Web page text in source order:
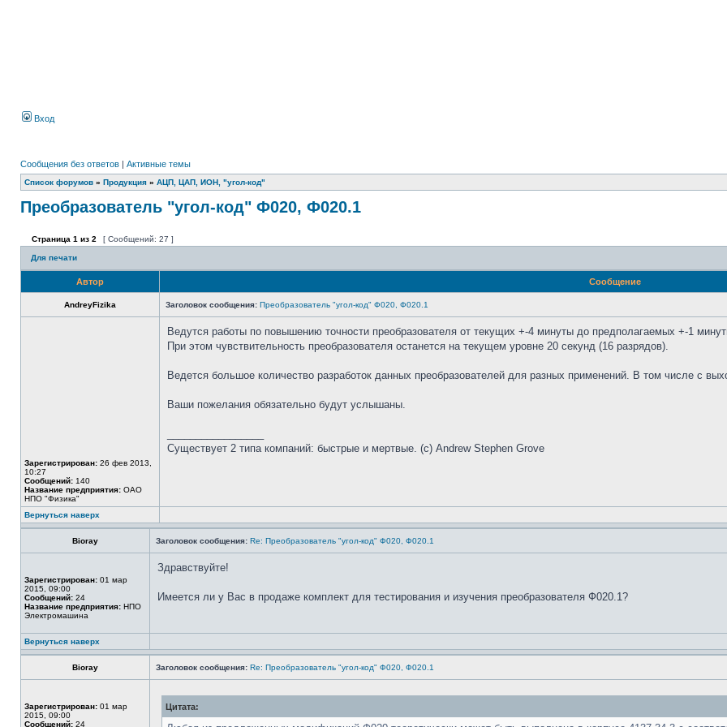
Вход
Сообщения без ответов | Активные темы
Список форумов » Продукция » АЦП, ЦАП, ИОН, "угол-код"
Преобразователь "угол-код" Ф020, Ф020.1
Страница 1 из 2 [ Сообщений: 27 ]
Для печати
Автор Сообщение
AndreyFizika Заголовок сообщения: Преобразователь "угол-код" Ф020, Ф020.1
Зарегистрирован: 26 фев 2013,
10:27
Сообщений: 140
Название предприятия: ОАО
НПО "Физика"
Ведутся работы по повышению точности преобразователя от текущих +-4 минуты до предполагаемых +-1
При этом чувствительность преобразователя останется на текущем уровне 20 секунд (16 разрядов).
Ведется большое количество разработок данных преобразователей для разных применений. В том числе с
Ваши пожелания обязательно будут услышаны.
Существует 2 типа компаний: быстрые и мертвые. (с) Andrew Stephen Grove
Вернуться наверх
Bioray Заголовок сообщения: Re: Преобразователь "угол-код" Ф020, Ф020.1
Зарегистрирован: 01 мар
2015, 09:00
Сообщений: 24
Название предприятия: НПО
Электромашина
Здравствуйте!
Имеется ли у Вас в продаже комплект для тестирования и изучения преобразователя Ф020.1?
Вернуться наверх
Bioray Заголовок сообщения: Re: Преобразователь "угол-код" Ф020, Ф020.1
Зарегистрирован: 01 мар
2015, 09:00
Сообщений: 24
Цитата: